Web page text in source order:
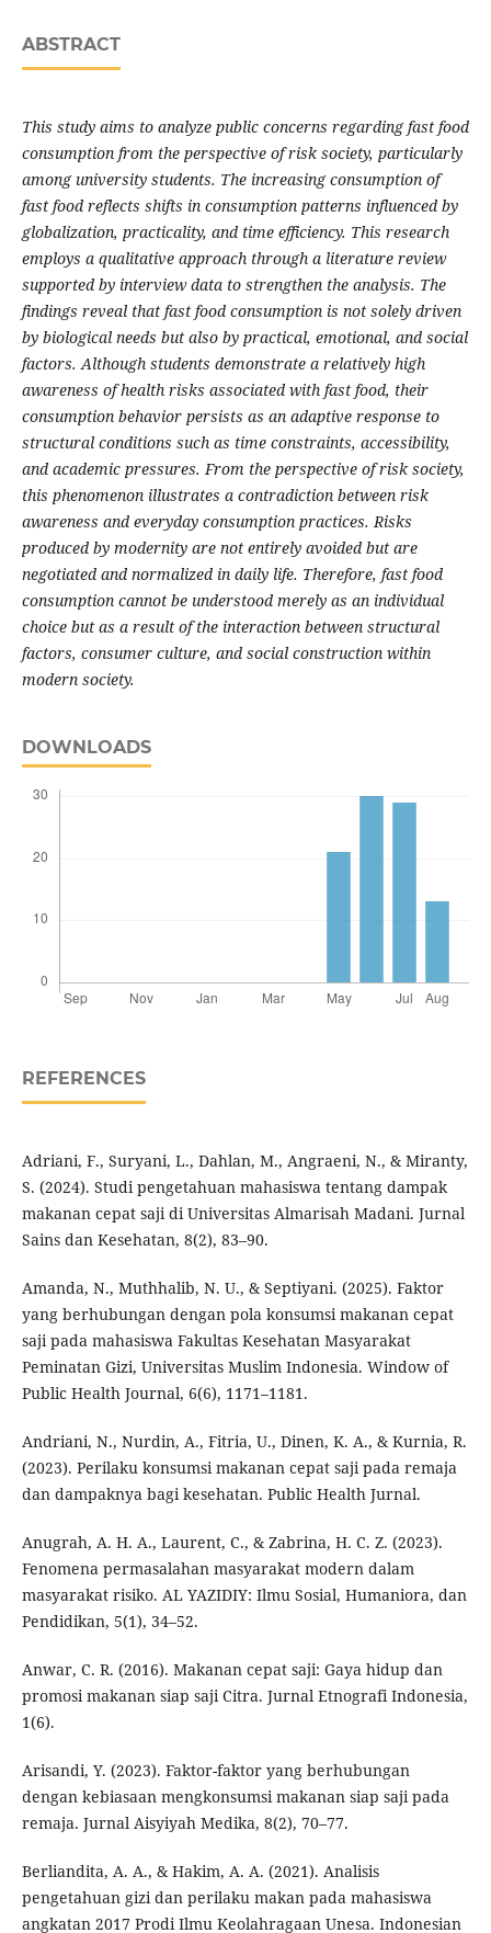
ABSTRACT
This study aims to analyze public concerns regarding fast food
consumption from the perspective of risk society, particularly
among university students. The increasing consumption of
fast food reflects shifts in consumption patterns influenced by
globalization, practicality, and time efficiency. This research
employs a qualitative approach through a literature review
supported by interview data to strengthen the analysis. The
findings reveal that fast food consumption is not solely driven
by biological needs but also by practical, emotional, and social
factors. Although students demonstrate a relatively high
awareness of health risks associated with fast food, their
consumption behavior persists as an adaptive response to
structural conditions such as time constraints, accessibility,
and academic pressures. From the perspective of risk society,
this phenomenon illustrates a contradiction between risk
awareness and everyday consumption practices. Risks
produced by modernity are not entirely avoided but are
negotiated and normalized in daily life. Therefore, fast food
consumption cannot be understood merely as an individual
choice but as a result of the interaction between structural
factors, consumer culture, and social construction within
modern society.
DOWNLOADS
REFERENCES
Adriani, F., Suryani, L., Dahlan, M., Angraeni, N., & Miranty,
S. (2024). Studi pengetahuan mahasiswa tentang dampak
makanan cepat saji di Universitas Almarisah Madani. Jurnal
Sains dan Kesehatan, 8(2), 83–90.
Amanda, N., Muthhalib, N. U., & Septiyani. (2025). Faktor
yang berhubungan dengan pola konsumsi makanan cepat
saji pada mahasiswa Fakultas Kesehatan Masyarakat
Peminatan Gizi, Universitas Muslim Indonesia. Window of
Public Health Journal, 6(6), 1171–1181.
Andriani, N., Nurdin, A., Fitria, U., Dinen, K. A., & Kurnia, R.
(2023). Perilaku konsumsi makanan cepat saji pada remaja
dan dampaknya bagi kesehatan. Public Health Jurnal.
Anugrah, A. H. A., Laurent, C., & Zabrina, H. C. Z. (2023).
Fenomena permasalahan masyarakat modern dalam
masyarakat risiko. AL YAZIDIY: Ilmu Sosial, Humaniora, dan
Pendidikan, 5(1), 34–52.
Anwar, C. R. (2016). Makanan cepat saji: Gaya hidup dan
promosi makanan siap saji Citra. Jurnal Etnografi Indonesia,
1(6).
Arisandi, Y. (2023). Faktor-faktor yang berhubungan
dengan kebiasaan mengkonsumsi makanan siap saji pada
remaja. Jurnal Aisyiyah Medika, 8(2), 70–77.
Berliandita, A. A., & Hakim, A. A. (2021). Analisis
pengetahuan gizi dan perilaku makan pada mahasiswa
angkatan 2017 Prodi Ilmu Keolahragaan Unesa. Indonesian